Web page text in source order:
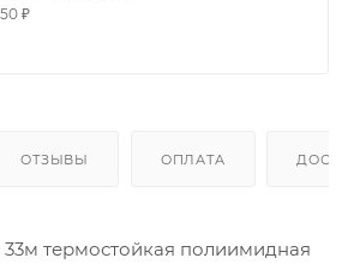
₽
ОТЗЫВЫ ОПЛАТА
33м термостойкая полиимидная